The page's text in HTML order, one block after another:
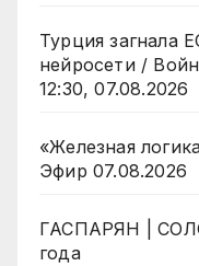
Турция загнала
нейросети /
12:30, 07.08.2026
«Железная
Эфир 07.08.2026
ГАСПАРЯН |
года